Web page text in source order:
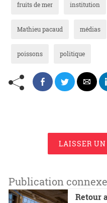
fruits de mer institution
Mathieu pacaud médias
poissons politique
LAISSER
Publication connexe
Retour